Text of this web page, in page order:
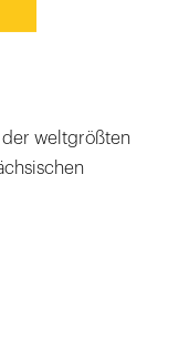
weltgrößten